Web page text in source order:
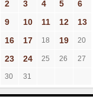
2 3 4 5 6
9 10 11 12
13
16 17 18 19 20
23 24 25 26 27
30 31